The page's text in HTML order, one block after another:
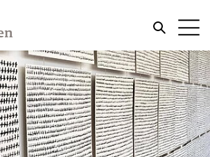
SPRINGEN